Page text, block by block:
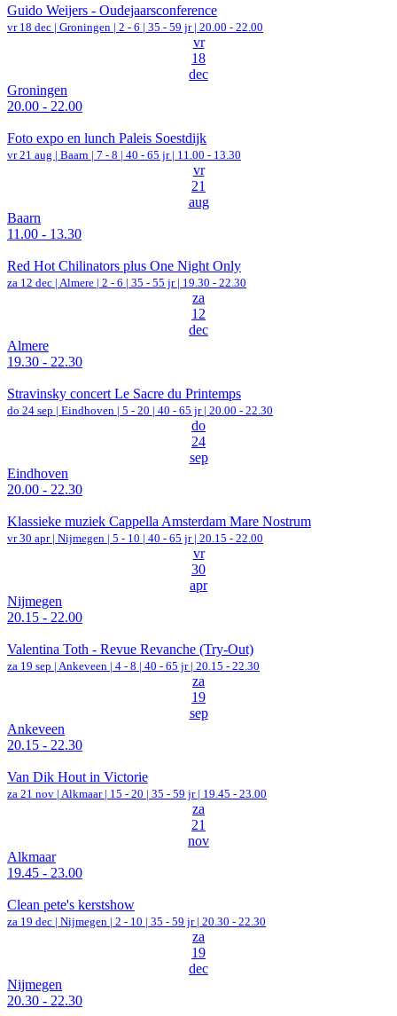
Guido Weijers - Oudejaarsconference
vr 18 dec | Groningen | 2 - 6 | 35 - 59 jr | 20.00 - 22.00
vr
18
dec
Groningen
20.00 - 22.00
Foto expo en lunch Paleis Soestdijk
vr 21 aug | Baarn | 7 - 8 | 40 - 65 jr | 11.00 - 13.30
vr
21
aug
Baarn
11.00 - 13.30
Red Hot Chilinators plus One Night Only
za 12 dec | Almere | 2 - 6 | 35 - 55 jr | 19.30 - 22.30
za
12
dec
Almere
19.30 - 22.30
Stravinsky concert Le Sacre du Printemps
do 24 sep | Eindhoven | 5 - 20 | 40 - 65 jr | 20.00 - 22.30
do
24
sep
Eindhoven
20.00 - 22.30
Klassieke muziek Cappella Amsterdam Mare Nostrum
vr 30 apr | Nijmegen | 5 - 10 | 40 - 65 jr | 20.15 - 22.00
vr
30
apr
Nijmegen
20.15 - 22.00
Valentina Toth - Revue Revanche (Try-Out)
za 19 sep | Ankeveen | 4 - 8 | 40 - 65 jr | 20.15 - 22.30
za
19
sep
Ankeveen
20.15 - 22.30
Van Dik Hout in Victorie
za 21 nov | Alkmaar | 15 - 20 | 35 - 59 jr | 19.45 - 23.00
za
21
nov
Alkmaar
19.45 - 23.00
Clean pete's kerstshow
za 19 dec | Nijmegen | 2 - 10 | 35 - 59 jr | 20.30 - 22.30
za
19
dec
Nijmegen
20.30 - 22.30